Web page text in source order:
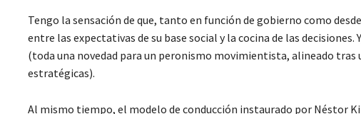
Tengo la sensación de que, tanto en función de gobierno como
entre las expectativas de su base social y la cocina de las
(toda una novedad para un peronismo movimientista, alineado
estratégicas).
Al mismo tiempo, el modelo de conducción instaurado por Néstor